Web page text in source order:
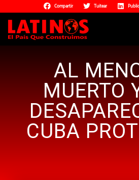
Compartir Tuitear
AL
MUERTO
CUBA